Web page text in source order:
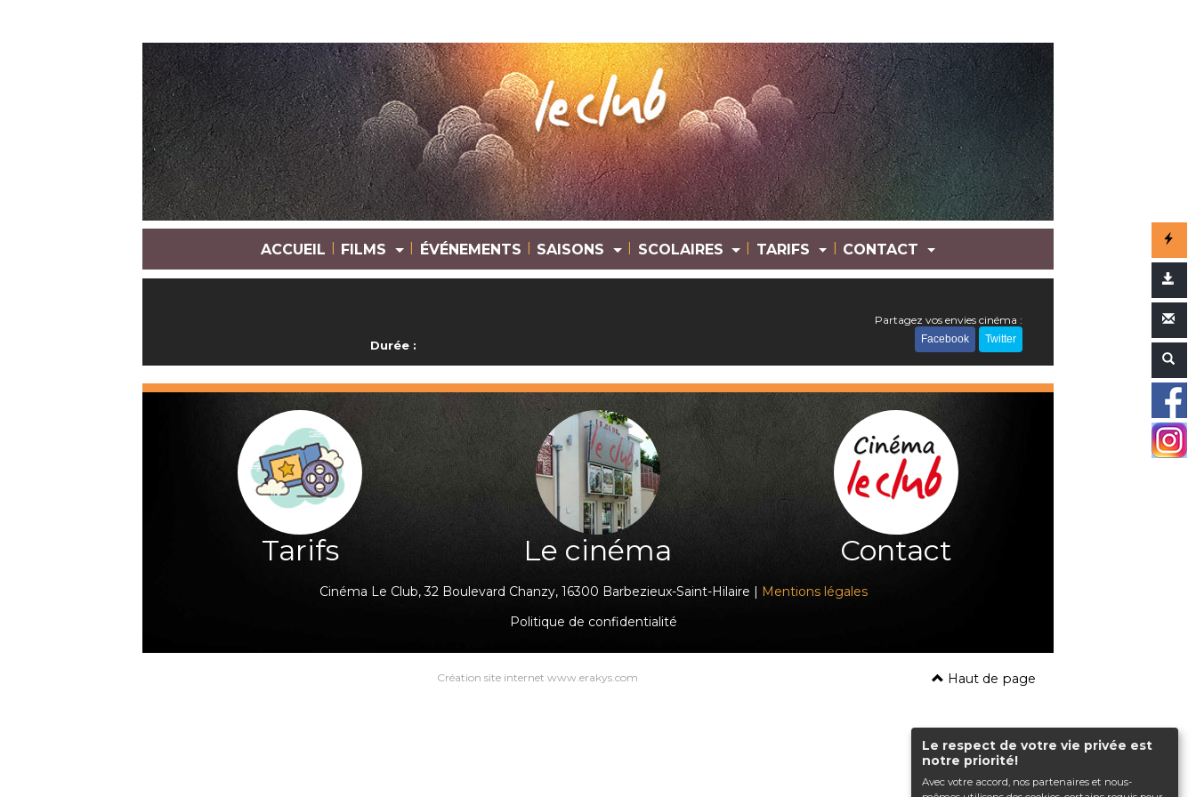
Le respect de votre vie privée est
notre priorité!
Avec votre accord, nos partenaires et nous-
ACCUEIL | FILMS | ÉVÉNEMENTS | SAISONS | SCOLAIRES | TARIFS | CONTACT
Durée :
Partagez vos envies cinéma :
Facebook Twitter
Tarifs Le cinéma Contact
Cinéma Le Club, 32 Boulevard Chanzy, 16300 Barbezieux-Saint-Hilaire | Mentions légales
Politique de confidentialité
Haut de page
Création site internet www.erakys.com